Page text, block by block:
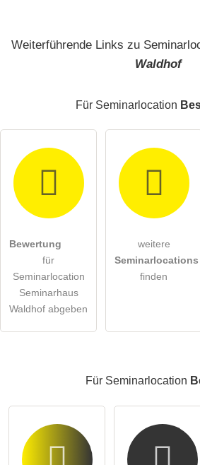
Weiterführende Links zu
Waldhof
Für Seminarlocation
Bewertung
für
Seminarlocation
Seminarhaus
Waldhof abgeben
weitere
Seminarlocations
finden
Für Seminarlocation